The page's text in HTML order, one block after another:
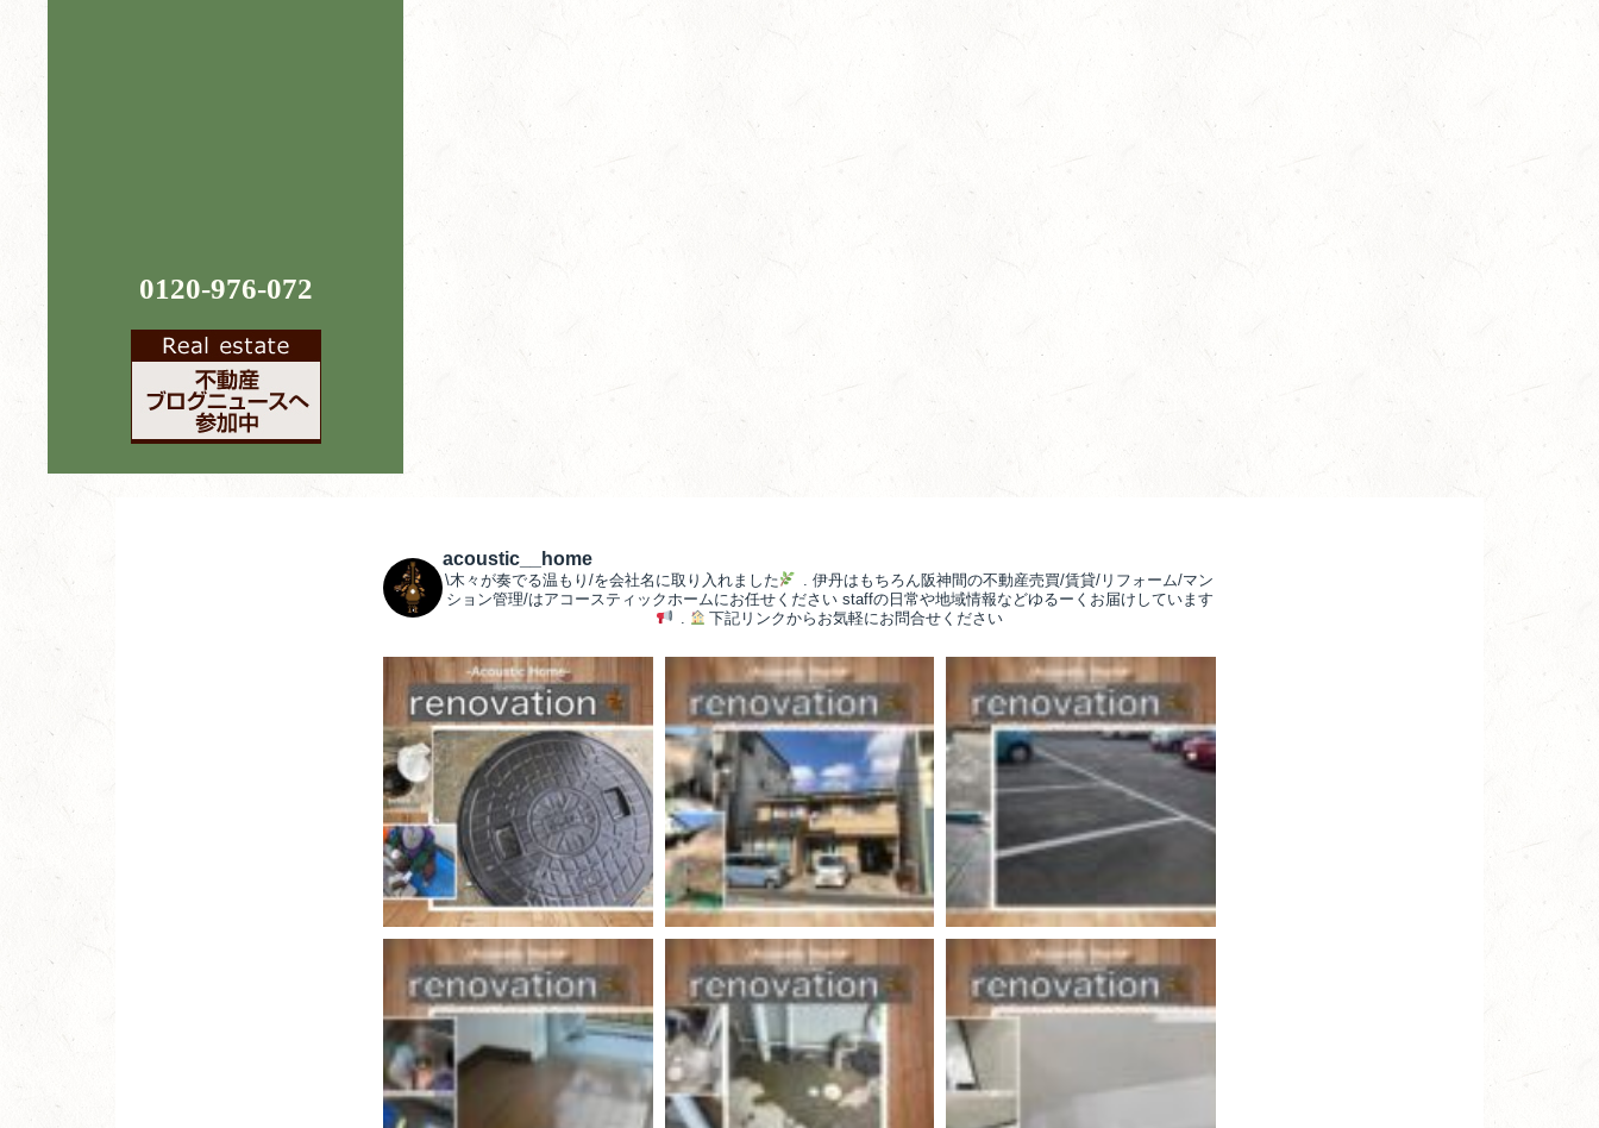
0120-976-072
acoustic__home
\木々が奏でる温もり/を会社名に取り入れました . 伊丹はもちろん阪神間の不動産売買/賃貸/リフォーム/マン
ション管理/はアコースティックホームにお任せくださいstaffの日常や地域情報などゆるーくお届けしています
.
下記リンクからお気軽にお問合せください